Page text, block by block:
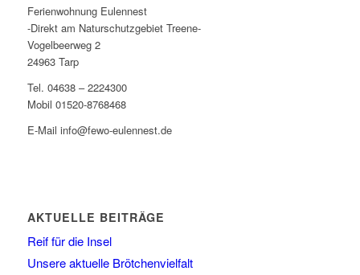
Ferienwohnung Eulennest
-Direkt am Naturschutzgebiet Treene-
Vogelbeerweg 2
24963 Tarp
Tel. 04638 – 2224300
Mobil 01520-8768468
E-Mail info@fewo-eulennest.de
AKTUELLE BEITRÄGE
Reif für die Insel
Unsere aktuelle Brötchenvielfalt